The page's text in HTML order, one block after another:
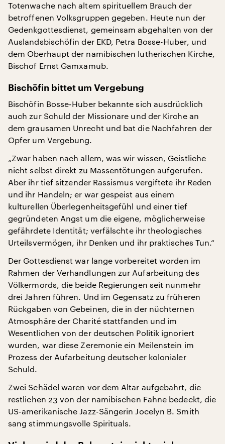
Totenwache nach altem spirituellem Brauch der
betroffenen Volksgruppen gegeben. Heute nun der
Gedenkgottesdienst, gemeinsam abgehalten von der
Auslandsbischöfin der EKD, Petra Bosse-Huber, und
dem Oberhaupt der namibischen lutherischen Kirche,
Bischof Ernst Gamxamub.
Bischöfin bittet um Vergebung
Bischöfin Bosse-Huber bekannte sich ausdrücklich
auch zur Schuld der Missionare und der Kirche an
dem grausamen Unrecht und bat die Nachfahren der
Opfer um Vergebung.
„Zwar haben nach allem, was wir wissen, Geistliche
nicht selbst direkt zu Massentötungen aufgerufen.
Aber ihr tief sitzender Rassismus vergiftete ihr Reden
und ihr Handeln; er war gespeist aus einem
kulturellen Überlegenheitsgefühl und einer tief
gegründeten Angst um die eigene, möglicherweise
gefährdete Identität; verfälschte ihr theologisches
Urteilsvermögen, ihr Denken und ihr praktisches Tun.“
Der Gottesdienst war lange vorbereitet worden im
Rahmen der Verhandlungen zur Aufarbeitung des
Völkermords, die beide Regierungen seit nunmehr
drei Jahren führen. Und im Gegensatz zu früheren
Rückgaben von Gebeinen, die in der nüchternen
Atmosphäre der Charité stattfanden und im
Wesentlichen von der deutschen Politik ignoriert
wurden, war diese Zeremonie ein Meilenstein im
Prozess der Aufarbeitung deutscher kolonialer
Schuld.
Zwei Schädel waren vor dem Altar aufgebahrt, die
restlichen 23 von der namibischen Fahne bedeckt, die
US-amerikanische Jazz-Sängerin Jocelyn B. Smith
sang stimmungsvolle Spirituals.